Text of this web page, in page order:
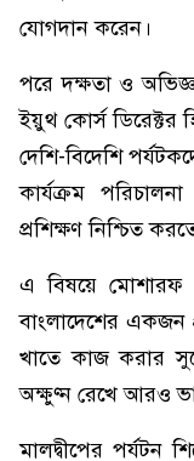
যোগদান করেন।
পরে দক্ষতা ও
ইয়ুথ কোর্স ডিরেক্টর
দেশি-বিদেশি
কার্যক্রম
প্রশিক্ষণ নিশ্চিত
এ বিষয়ে মোশারফ
বাংলাদেশের একজন
খাতে কাজ করার
অক্ষুণ্ন রেখে আরও
মালদ্বীপের পর্যটন